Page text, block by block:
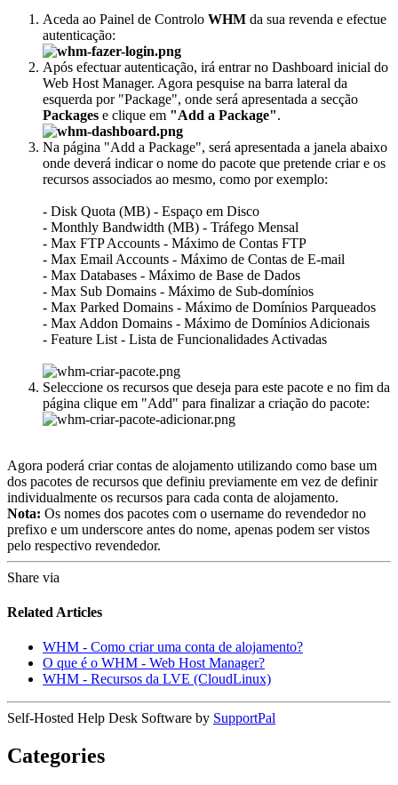
Aceda ao Painel de Controlo WHM da sua revenda e efectue
autenticação:
Após efectuar autenticação, irá entrar no Dashboard inicial do
Web Host Manager. Agora pesquise na barra lateral da
esquerda por "Package", onde será apresentada a secção
Packages e clique em "Add a Package".
Na página "Add a Package", será apresentada a janela abaixo
onde deverá indicar o nome do pacote que pretende criar e os
recursos associados ao mesmo, como por exemplo:
- Disk Quota (MB) - Espaço em Disco
- Monthly Bandwidth (MB) - Tráfego Mensal
- Max FTP Accounts - Máximo de Contas FTP
- Max Email Accounts - Máximo de Contas de E-mail
- Max Databases - Máximo de Base de Dados
- Max Sub Domains - Máximo de Sub-domínios
- Max Parked Domains - Máximo de Domínios Parqueados
- Max Addon Domains - Máximo de Domínios Adicionais
- Feature List - Lista de Funcionalidades Activadas
Seleccione os recursos que deseja para este pacote e no fim da
página clique em "Add" para finalizar a criação do pacote:
Agora poderá criar contas de alojamento utilizando como base um
dos pacotes de recursos que definiu previamente em vez de definir
individualmente os recursos para cada conta de alojamento.
Nota: Os nomes dos pacotes com o username do revendedor no
prefixo e um underscore antes do nome, apenas podem ser vistos
pelo respectivo revendedor.
Share via
Related Articles
WHM - Como criar uma conta de alojamento?
O que é o WHM - Web Host Manager?
WHM - Recursos da LVE (CloudLinux)
Self-Hosted Help Desk Software by SupportPal
Categories